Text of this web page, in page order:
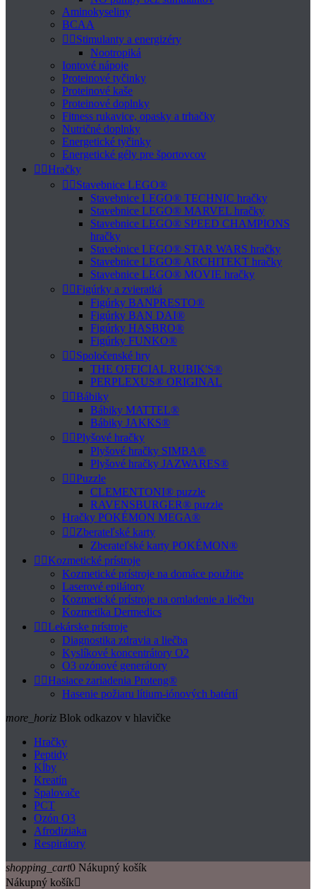
Aminokyseliny
BCAA
 Stimulanty a energizéry
Nootropiká
Iontové nápoje
Proteinové tyčinky
Proteinové kaše
Proteinové doplnky
Fitness rukavice, opasky a trhačky
Nutričné doplnky
Energetické tyčinky
Energetické gély pre športovcov
 Hračky
 Stavebnice LEGO®
Stavebnice LEGO® TECHNIC hračky
Stavebnice LEGO® MARVEL hračky
Stavebnice LEGO® SPEED CHAMPIONS
hračky
Stavebnice LEGO® STAR WARS hračky
Stavebnice LEGO® ARCHITEKT hračky
Stavebnice LEGO® MOVIE hračky
 Figúrky a zvieratká
Figúrky BANPRESTO®
Figúrky BAN DAI®
Figúrky HASBRO®
Figúrky FUNKO®
 Spoločenské hry
THE OFFICIAL RUBIK'S®
PERPLEXUS® ORIGINAL
 Bábiky
Bábiky MATTEL®
Bábiky JAKKS®
 Plyšové hračky
Plyšové hračky SIMBA®
Plyšové hračky JAZWARES®
 Puzzle
CLEMENTONI® puzzle
RAVENSBURGER® puzzle
Hračky POKÉMON MEGA®
 Zberateľské karty
Zberateľské karty POKÉMON®
 Kozmetické prístroje
Kozmetické prístroje na domáce použitie
Laserové epilátory
Kozmetické prístroje na omladenie a liečbu
Kozmetika Dermedics
 Lekárske prístroje
Diagnostika zdravia a liečba
Kyslíkové koncentrátory O2
O3 ozónové generátory
 Hasiace zariadenia Proteng®
Hasenie požiaru lítium-iónových batérií
more_horiz Blok odkazov v hlavičke
Hračky
Peptidy
Kĺby
Kreatín
Spalovače
PCT
Ozón O3
Afrodiziaka
Respirátory
shopping_cart0 Nákupný košík
Nákupný košík